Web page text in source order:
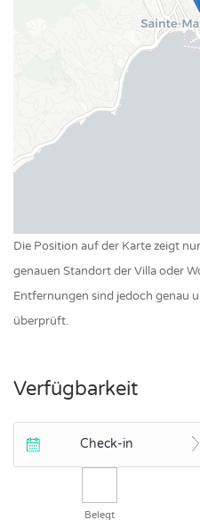
Die Position auf der Karte zeigt
genauen Standort der Villa oder
Entfernungen sind jedoch genau
überprüft.
Verfügbarkeit
Check-in
Belegt